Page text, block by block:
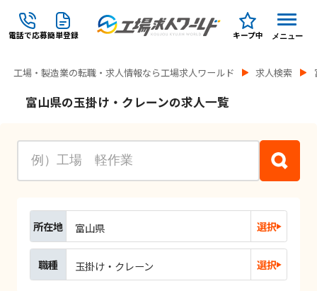
電話で応募簡単登録 キープ中 メニュー
工場・製造業の転職・求人情報なら工場求人ワールド 求人検索
富山県の玉掛け・クレーンの求人一覧
所在地 富山県 選択
職種 玉掛け・クレーン 選択